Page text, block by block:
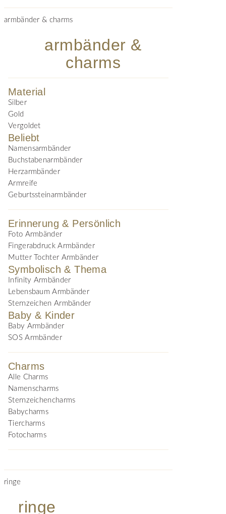
armbänder & charms
armbänder &
charms
Material
Silber
Gold
Vergoldet
Beliebt
Namensarmbänder
Buchstabenarmbänder
Herzarmbänder
Armreife
Geburtssteinarmbänder
Erinnerung & Persönlich
Foto Armbänder
Fingerabdruck Armbänder
Mutter Tochter Armbänder
Symbolisch & Thema
Infinity Armbänder
Lebensbaum Armbänder
Sternzeichen Armbänder
Baby & Kinder
Baby Armbänder
SOS Armbänder
Charms
Alle Charms
Namenscharms
Sternzeichencharms
Babycharms
Tiercharms
Fotocharms
ringe
ringe